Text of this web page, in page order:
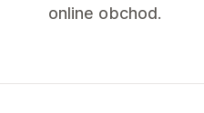
online obchod.